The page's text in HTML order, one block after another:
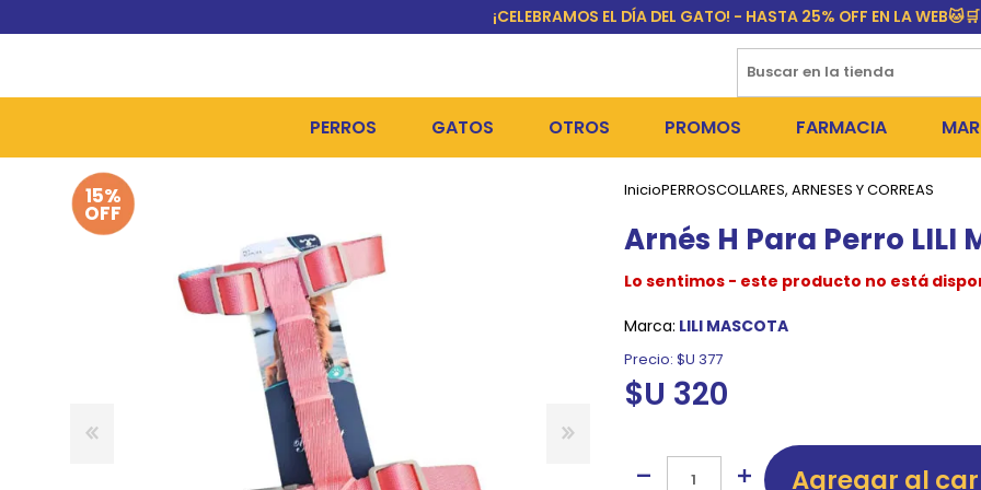
¡CELEBRAMOS EL DÍA DEL GATO! - HASTA 25% OFF EN LA WEB🐱🛒
PERROS
ALIMENTOS HÚMEDOS Y SNACKS
HIGIENE, PELUQUERÍA Y COSMÉTICA
CAMAS Y CASETAS
BOLSOS Y TRANSPORTADORAS
BOLSAS PARA MATERIA
COLLARES, ARNESES Y CORREAS
GATOS
ALIMENTOS HÚMEDOS Y SNACKS
COMEDEROS Y BEBEDEROS
JUGUETES Y RASCADORES
COLLARES Y ACCESORIOS
OTROS PROMOS
PERROS
FARMACIA
PULGUICIDAS Y
COLLARES ISABELINOS
15%
OFF
InicioPERROSCOLLARES, ARNESES Y CORREAS
Arnés H Para Perro LILI
Lo sentimos - este producto no está
Marca: LILI MASCOTA
Precio: $U 377
$U 320
Agregar al